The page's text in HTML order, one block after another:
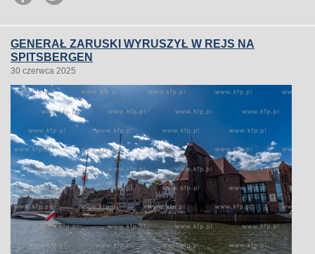
GENERAŁ ZARUSKI WYRUSZYŁ W REJS NA
SPITSBERGEN
30 czerwca 2025